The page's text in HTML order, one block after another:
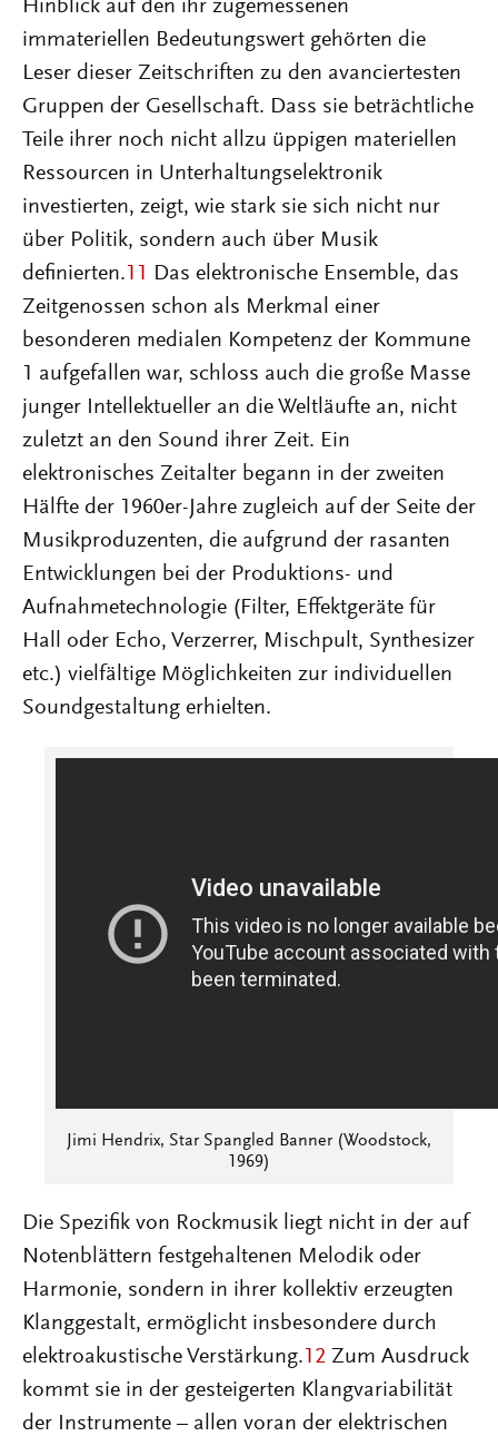
Hinblick auf den ihr zugemessenen
immateriellen Bedeutungswert gehörten die
Leser dieser Zeitschriften zu den avanciertesten
Gruppen der Gesellschaft. Dass sie beträchtliche
Teile ihrer noch nicht allzu üppigen materiellen
Ressourcen in Unterhaltungselektronik
investierten, zeigt, wie stark sie sich nicht nur
über Politik, sondern auch über Musik
definierten. 11 Das elektronische Ensemble, das
Zeitgenossen schon als Merkmal einer
besonderen medialen Kompetenz der Kommune
1 aufgefallen war, schloss auch die große Masse
junger Intellektueller an die Weltläufte an, nicht
zuletzt an den Sound ihrer Zeit. Ein
elektronisches Zeitalter begann in der zweiten
Hälfte der 1960er-Jahre zugleich auf der Seite der
Musikproduzenten, die aufgrund der rasanten
Entwicklungen bei der Produktions- und
Aufnahmetechnologie (Filter, Effektgeräte für
Hall oder Echo, Verzerrer, Mischpult, Synthesizer
etc.) vielfältige Möglichkeiten zur individuellen
Soundgestaltung erhielten.
Jimi Hendrix, Star Spangled Banner (Woodstock,
1969)
Die Spezifik von Rockmusik liegt nicht in der auf
Notenblättern festgehaltenen Melodik oder
Harmonie, sondern in ihrer kollektiv erzeugten
Klanggestalt, ermöglicht insbesondere durch
elektroakustische Verstärkung. 12 Zum Ausdruck
kommt sie in der gesteigerten Klangvariabilität
der Instrumente – allen voran der elektrischen